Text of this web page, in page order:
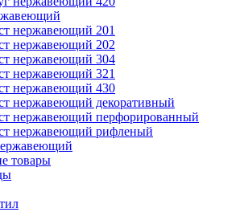
нержавеющий 201
нержавеющий 202
нержавеющий 304
нержавеющий 321
нержавеющий 430
нержавеющий декоративный
нержавеющий перфорированный
нержавеющий рифленый
товары